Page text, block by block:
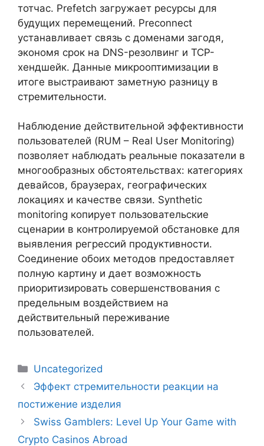
тотчас. Prefetch загружает ресурсы для
будущих перемещений. Preconnect
устанавливает связь с доменами загодя,
экономя срок на DNS-резолвинг и TCP-
хендшейк. Данные микрооптимизации в
итоге выстраивают заметную разницу в
стремительности.
Наблюдение действительной эффективности
пользователей (RUM – Real User Monitoring)
позволяет наблюдать реальные показатели в
многообразных обстоятельствах: категориях
девайсов, браузерах, географических
локациях и качестве связи. Synthetic
monitoring копирует пользовательские
сценарии в контролируемой обстановке для
выявления регрессий продуктивности.
Соединение обоих методов предоставляет
полную картину и дает возможность
приоритизировать совершенствования с
предельным воздействием на
действительный переживание
пользователей.
Uncategorized
Эффект стремительности реакции на
постижение изделия
Swiss Gamblers: Level Up Your Game with
Crypto Casinos Abroad